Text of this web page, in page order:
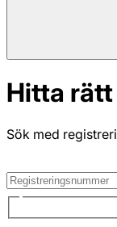
Hitta
Sök med